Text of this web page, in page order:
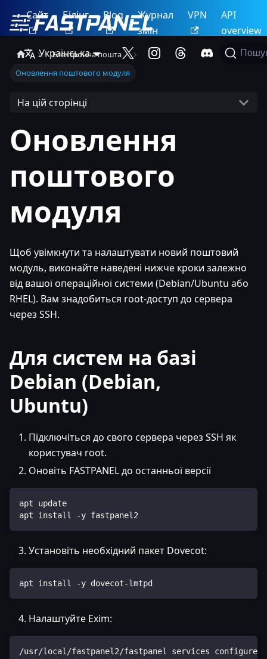
Сайт Білінг Blog
Журнал
змін
VPN
API
overview
Українська
Електронна пошта
Оновлення поштового модуля
На цій сторінці
Оновлення
поштового
модуля
Щоб увімкнути та налаштувати новий поштовий
модуль, виконайте наведені нижче кроки залежно
від вашої операційної системи (Debian/Ubuntu або
RHEL). Вам знадобиться root-доступ до сервера
через SSH.
Для систем на базі
Debian (Debian,
Ubuntu)
Підключіться до свого сервера через SSH як
користувач root.
Оновіть FASTPANEL до останньої версії
apt update
apt install -y fastpanel2
Установіть необхідний пакет Dovecot:
apt install -y dovecot-lmtpd
Налаштуйте Exim:
/usr/local/fastpanel2/fastpanel services configure